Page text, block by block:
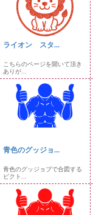
ライオン スタ...
こちらのページを開いて頂き
ありが...
青色のグッジョ...
青色のグッジョブで合図する
ピクト...